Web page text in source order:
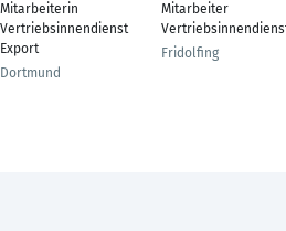
Mitarbeiterin
Vertriebsinnendienst
Export
Dortmund
Mitarbeiter
Fridolfing